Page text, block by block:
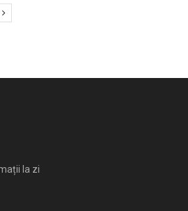
la zi